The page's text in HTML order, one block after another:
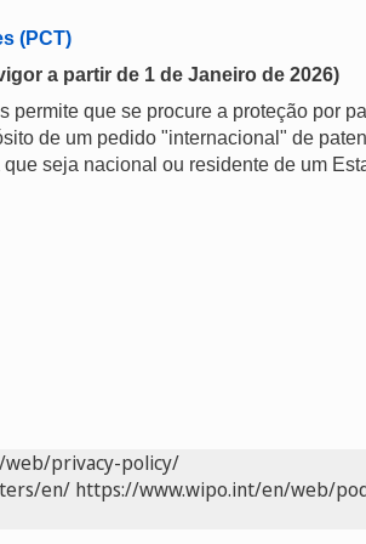
(PCT)
a partir de 1 de Janeiro de 2026)
permite que se procure a proteção por
de um pedido "internacional" de
seja nacional ou residente de um
privacy-policy/
en/ https://www.wipo.int/en/web/